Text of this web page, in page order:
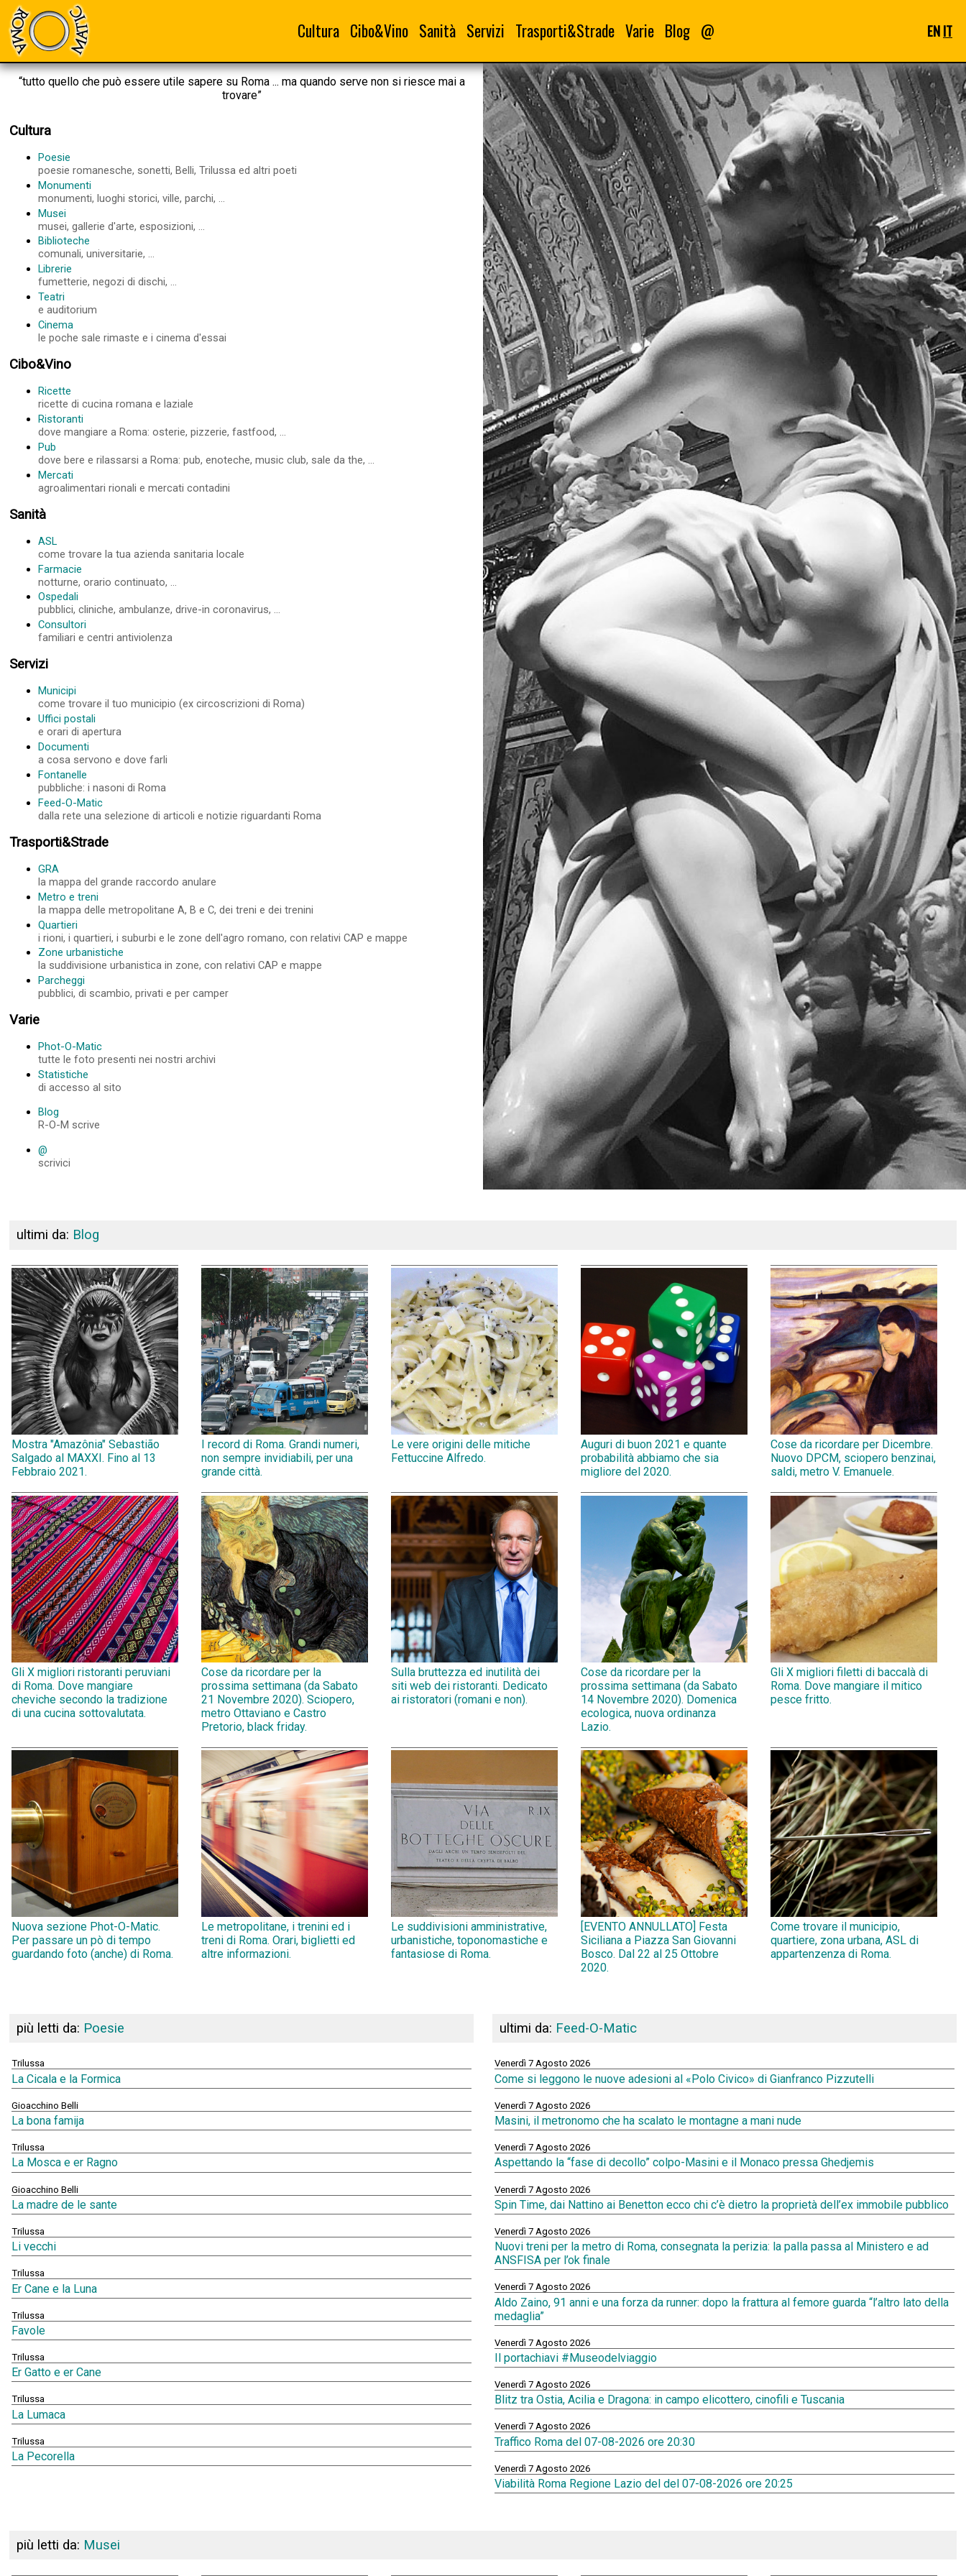
Cultura Cibo&Vino Sanità Servizi Trasporti&Strade Varie Blog @ ENIT
“tutto quello che può essere utile sapere su Roma ... ma quando serve non si riesce mai a
trovare”
Cultura
Poesie
poesie romanesche, sonetti, Belli, Trilussa ed altri poeti
Monumenti
monumenti, luoghi storici, ville, parchi, ...
Musei
musei, gallerie d'arte, esposizioni, ...
Biblioteche
comunali, universitarie, ...
Librerie
fumetterie, negozi di dischi, ...
Teatri
e auditorium
Cinema
le poche sale rimaste e i cinema d'essai
Cibo&Vino
Ricette
ricette di cucina romana e laziale
Ristoranti
dove mangiare a Roma: osterie, pizzerie, fastfood, ...
Pub
dove bere e rilassarsi a Roma: pub, enoteche, music club, sale da the, ...
Mercati
agroalimentari rionali e mercati contadini
Sanità
ASL
come trovare la tua azienda sanitaria locale
Farmacie
notturne, orario continuato, ...
Ospedali
pubblici, cliniche, ambulanze, drive-in coronavirus, ...
Consultori
familiari e centri antiviolenza
Servizi
Municipi
come trovare il tuo municipio (ex circoscrizioni di Roma)
Uffici postali
e orari di apertura
Documenti
a cosa servono e dove farli
Fontanelle
pubbliche: i nasoni di Roma
Feed-O-Matic
dalla rete una selezione di articoli e notizie riguardanti Roma
Trasporti&Strade
GRA
la mappa del grande raccordo anulare
Metro e treni
la mappa delle metropolitane A, B e C, dei treni e dei trenini
Quartieri
i rioni, i quartieri, i suburbi e le zone dell'agro romano, con relativi CAP e mappe
Zone urbanistiche
la suddivisione urbanistica in zone, con relativi CAP e mappe
Parcheggi
pubblici, di scambio, privati e per camper
Varie
Phot-O-Matic
tutte le foto presenti nei nostri archivi
Statistiche
di accesso al sito
Blog
R-O-M scrive
@
scrivici
ultimi da: Blog
Mostra "Amazônia" Sebastião
Salgado al MAXXI. Fino al 13
Febbraio 2021.
I record di Roma. Grandi numeri,
non sempre invidiabili, per una
grande città.
Le vere origini delle mitiche
Fettuccine Alfredo.
Auguri di buon 2021 e quante
probabilità abbiamo che sia
migliore del 2020.
Cose da ricordare per Dicembre.
Nuovo DPCM, sciopero benzinai,
saldi, metro V. Emanuele.
Gli X migliori ristoranti peruviani
di Roma. Dove mangiare
cheviche secondo la tradizione
di una cucina sottovalutata.
Cose da ricordare per la
prossima settimana (da Sabato
21 Novembre 2020). Sciopero,
metro Ottaviano e Castro
Pretorio, black friday.
Sulla bruttezza ed inutilità dei
siti web dei ristoranti. Dedicato
ai ristoratori (romani e non).
Cose da ricordare per la
prossima settimana (da Sabato
14 Novembre 2020). Domenica
ecologica, nuova ordinanza
Lazio.
Gli X migliori filetti di baccalà di
Roma. Dove mangiare il mitico
pesce fritto.
Nuova sezione Phot-O-Matic.
Per passare un pò di tempo
guardando foto (anche) di Roma.
Le metropolitane, i trenini ed i
treni di Roma. Orari, biglietti ed
altre informazioni.
Le suddivisioni amministrative,
urbanistiche, toponomastiche e
fantasiose di Roma.
[EVENTO ANNULLATO] Festa
Siciliana a Piazza San Giovanni
Bosco. Dal 22 al 25 Ottobre
2020.
Come trovare il municipio,
quartiere, zona urbana, ASL di
appartenzenza di Roma.
più letti da: Poesie
Trilussa
La Cicala e la Formica
Gioacchino Belli
La bona famija
Trilussa
La Mosca e er Ragno
Gioacchino Belli
La madre de le sante
Trilussa
Li vecchi
Trilussa
Er Cane e la Luna
Trilussa
Favole
Trilussa
Er Gatto e er Cane
Trilussa
La Lumaca
Trilussa
La Pecorella
ultimi da: Feed-O-Matic
Venerdì 7 Agosto 2026
Come si leggono le nuove adesioni al «Polo Civico» di Gianfranco Pizzutelli
Venerdì 7 Agosto 2026
Masini, il metronomo che ha scalato le montagne a mani nude
Venerdì 7 Agosto 2026
Aspettando la “fase di decollo” colpo-Masini e il Monaco pressa Ghedjemis
Venerdì 7 Agosto 2026
Spin Time, dai Nattino ai Benetton ecco chi c’è dietro la proprietà dell’ex immobile pubblico
Venerdì 7 Agosto 2026
Nuovi treni per la metro di Roma, consegnata la perizia: la palla passa al Ministero e ad
ANSFISA per l’ok finale
Venerdì 7 Agosto 2026
Aldo Zaino, 91 anni e una forza da runner: dopo la frattura al femore guarda “l’altro lato della
medaglia”
Venerdì 7 Agosto 2026
Il portachiavi #Museodelviaggio
Venerdì 7 Agosto 2026
Blitz tra Ostia, Acilia e Dragona: in campo elicottero, cinofili e Tuscania
Venerdì 7 Agosto 2026
Traffico Roma del 07-08-2026 ore 20:30
Venerdì 7 Agosto 2026
Viabilità Roma Regione Lazio del del 07-08-2026 ore 20:25
più letti da: Musei